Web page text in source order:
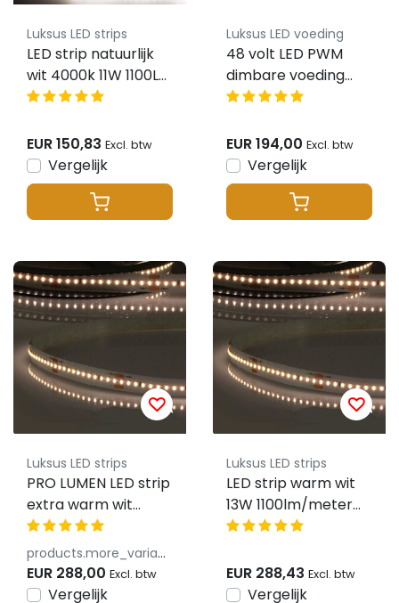
Luksus LED strips
LED strip natuurlijk
wit 4000k 11W 1100LM
182LED p/m 48VDC
meter
EUR 150,83 Excl. btw
Vergelijk
Luksus LED voeding
48 volt LED PWM
dimbare voeding
400 Watt IP67 – 0
EUR 194,00 Excl. btw
Vergelijk
Luksus LED strips
PRO LUMEN LED strip
extra warm wit
2700k 12,5W 1300LM
192LED p/m 48VDC
IP20 CRI93 - 30
meter
products.more_variants_available
EUR 288,00 Excl. btw
Vergelijk
Luksus LED strips
LED strip warm wit
13W 1100lm/meter
240LED 48VDC IP20
EUR 288,43 Excl. btw
Vergelijk